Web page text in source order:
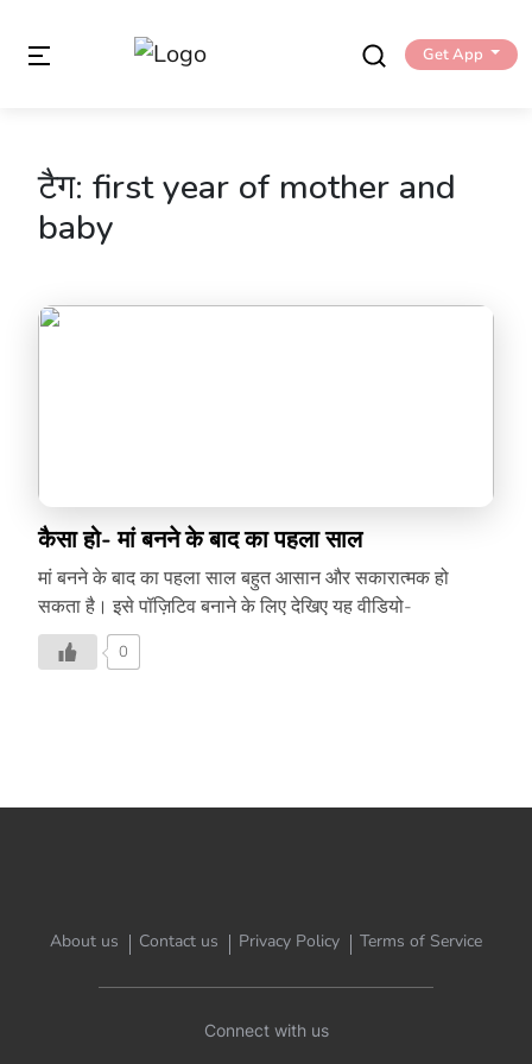
Get App
टैग: first year of mother and
baby
कैसा हो- मां बनने के बाद का पहला साल
मां बनने के बाद का पहला साल बहुत आसान और सकारात्मक हो
सकता है। इसे पॉज़िटिव बनाने के लिए देखिए यह वीडियो-
0
About us Contact us Privacy Policy Terms of Service
Connect with us